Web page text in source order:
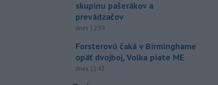
skupinu pašerákov a
prevádzačov
dnes 12:39
Forsterovú čaká v Birminghame
opäť dvojboj, Volka piate ME
dnes 11:43